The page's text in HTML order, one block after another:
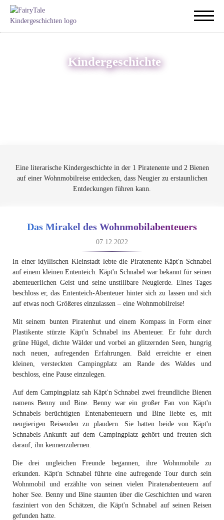
Kindergeschichte
Eine literarische Kindergeschichte in der 1 Piratenente und 2 Bienen
auf einer Wohnmobilreise entdecken, dass Neugier zu erstaunlichen
Entdeckungen führen kann.
Das Mirakel des Wohnmobilabenteuers
07.12.2022
In einer idyllischen Kleinstadt lebte die Piratenente Käpt'n Schnabel
auf einem kleinen Ententeich. Käpt'n Schnabel war bekannt für seinen
abenteuerlichen Geist und seine unstillbare Neugierde. Eines Tages
beschloss er, das Ententeich-Abenteuer hinter sich zu lassen und sich
auf etwas noch Größeres einzulassen – eine Wohnmobilreise!
Mit seinem bunten Piratenhut und einem Kompass in Form einer
Plastikente stürzte Käpt'n Schnabel ins Abenteuer. Er fuhr durch
grüne Hügel, dichte Wälder und vorbei an glitzernden Seen, hungrig
nach neuen, aufregenden Erfahrungen. Bald erreichte er einen
kleinen, versteckten Campingplatz am Rande des Waldes und
beschloss, eine Pause einzulegen.
Auf dem Campingplatz sah Käpt'n Schnabel zwei freundliche Bienen
namens Benny und Bine. Benny war ein großer Fan von Käpt'n
Schnabels berüchtigten Entenabenteuern und Bine liebte es, mit
neugierigen Reisenden zu plaudern. Sie hatten beide von Käpt'n
Schnabels Ankunft auf dem Campingplatz gehört und freuten sich
darauf, ihn kennenzulernen.
Die drei ungleichen Freunde begannen, ihre Wohnmobile zu
erkunden. Käpt'n Schnabel führte eine aufregende Tour durch sein
Wohnmobil und erzählte von seinen vielen Piratenabenteuern auf
hoher See. Benny und Bine staunten über die Geschichten und waren
fasziniert von den Schätzen, die Käpt'n Schnabel auf seinen Reisen
gefunden hatte.